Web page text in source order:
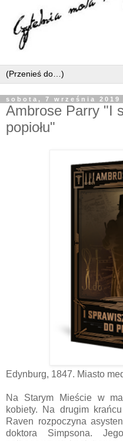
sobota, 7 września 2019
Ambrose Parry "I
popiołu"
Edynburg, 1847. Miasto
Na Starym Mieście w
kobiety. Na drugim
Raven rozpoczyna
doktora Simpsona.